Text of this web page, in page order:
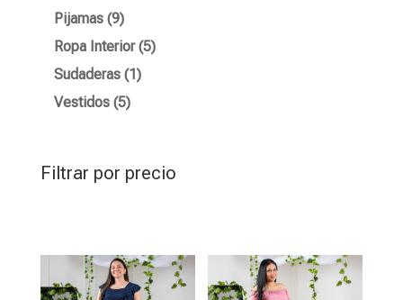
Pijamas 99
productos
Ropa Interior 55
Sudaderas 11
Vestidos 55
Filtrar por precio